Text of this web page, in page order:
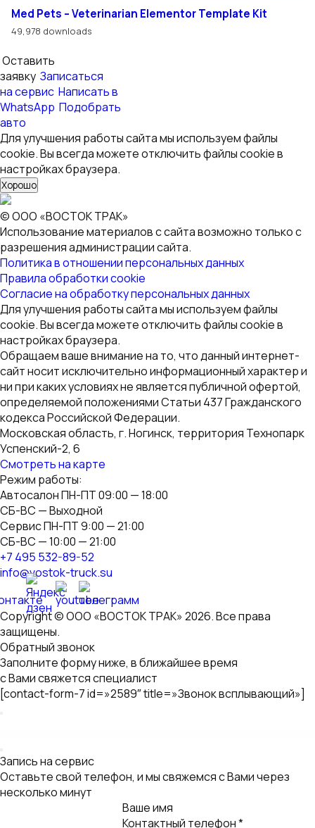
cookie. Вы всегда можете отключить файлы cookie в
настройках браузера.
Обращаем ваше внимание на то, что данный интернет-
сайт носит исключительно информационный характер и
ни при каких условиях не является публичной офертой,
определяемой положениями Статьи 437 Гражданского
кодекса Российской Федерации.
Московская область, г. Ногинск, территория Технопарк
Успенский-2, 6
Смотреть на карте
Режим работы:
Автосалон ПН-ПТ 09:00 — 18:00
СБ-ВС — Выходной
Сервис ПН-ПТ 9:00 — 21:00
СБ-ВС — 10:00 — 21:00
+7 495 532-89-52
info@vostok-truck.su
Copyright © ООО «ВОСТОК ТРАК» 2026. Все права
защищены.
Обратный звонок
Заполните форму ниже, в ближайшее время
с Вами свяжется специалист
[contact-form-7 id=»2589″ title=»Звонок всплывающий»]
Запись на сервис
Оставьте свой телефон, и мы свяжемся с Вами через
несколько минут
Ваше имя
Нажимая на кнопку "Отправить", вы
обработку персональных данных
Иванов
Михаил
Технический директор
«Восток Трак»
Заявка на консультацию
Оставьте свой телефон, и мы свяжемся с Вами через
несколько минут
Нажимая на кнопку "Отправить", вы
обработку персональных данных
Технический директор